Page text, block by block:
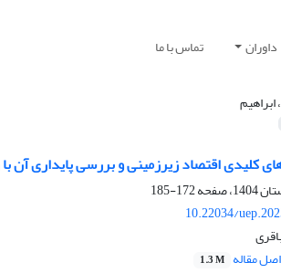
داوران تماس با ما
کلیدی اقتصاد زیرزمینی و بررسی پایداری آن
172-185
10.22034/
اصل مقاله 1.3 M